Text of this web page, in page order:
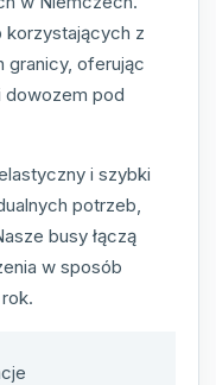
korzystających z
granicy, oferując
dowozem pod
i szybki
potrzeb,
busy łączą
w sposób